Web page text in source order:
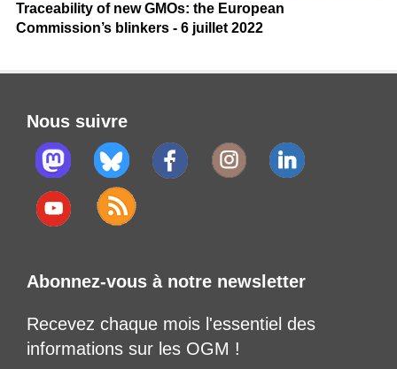
Traceability of new GMOs: the European
Commission’s blinkers - 6 juillet 2022
Nous suivre
Abonnez-vous à notre newsletter
Recevez chaque mois l'essentiel des
informations sur les OGM !